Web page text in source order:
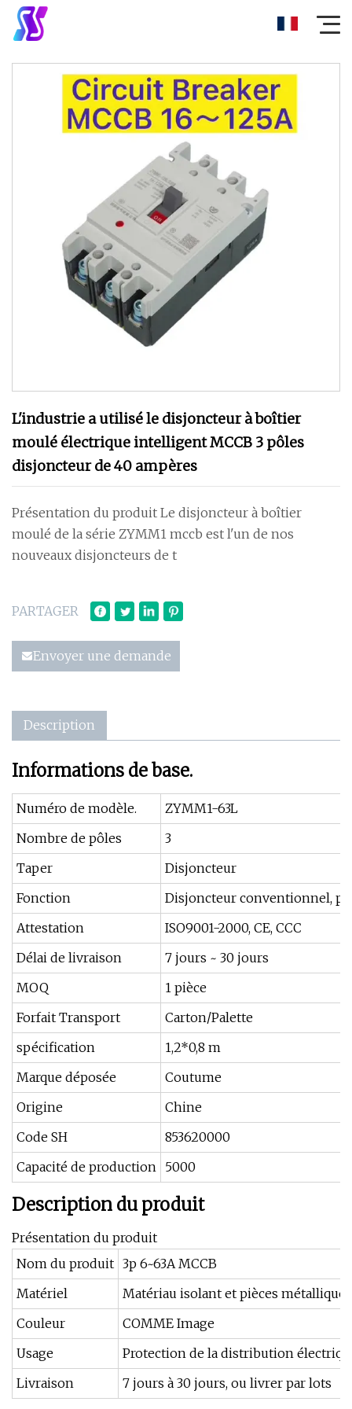
L'industrie a utilisé le disjoncteur à boîtier
moulé électrique intelligent MCCB 3 pôles
disjoncteur de 40 ampères
Présentation du produit Le disjoncteur à boîtier
moulé de la série ZYMM1 mccb est l'un de nos
nouveaux disjoncteurs de t
PARTAGER
Envoyer une demande
Description
Informations de base.
Numéro de modèle.
ZYMM1-63L
Nombre de pôles
3
Taper
Disjoncteur
Fonction
Disjoncteur conventionnel,
Attestation
ISO9001-2000, CE, CCC
Délai de livraison
7 jours ~ 30 jours
MOQ
1 pièce
Forfait Transport
Carton/Palette
spécification
1,2*0,8 m
Marque déposée
Coutume
Origine
Chine
Code SH
853620000
Capacité de production 5000
Description du produit
Présentation du produit
Nom du produit 3p 6~63A MCCB
Matériel
Matériau isolant et pièces métalliques
Couleur
COMME Image
Usage
Protection de la distribution
Livraison
7 jours à 30 jours, ou livrer par lots